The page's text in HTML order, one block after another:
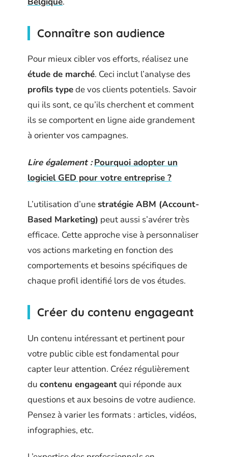
Connaître son audience
Pour mieux cibler vos efforts, réalisez une
étude de marché. Ceci inclut l’analyse des
profils typede vos clients potentiels. Savoir
qui ils sont, ce qu’ils cherchent et comment
ils se comportent en ligne aide grandement
à orienter vos campagnes.
Lire également : Pourquoi adopter un
logiciel GED pour votre entreprise ?
L’utilisation d’unestratégie ABM (Account-
Based Marketing) peut aussi s’avérer très
efficace. Cette approche vise à personnaliser
vos actions marketing en fonction des
comportements et besoins spécifiques de
chaque profil identifié lors de vos études.
Créer du contenu engageant
Un contenu intéressant et pertinent pour
votre public cible est fondamental pour
capter leur attention. Créez régulièrement
du contenu engageantqui réponde aux
questions et aux besoins de votre audience.
Pensez à varier les formats : articles, vidéos,
infographies, etc.